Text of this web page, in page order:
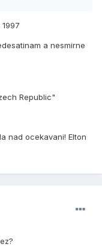
a nesmirne
Republic"
nad ocekavani! Elton